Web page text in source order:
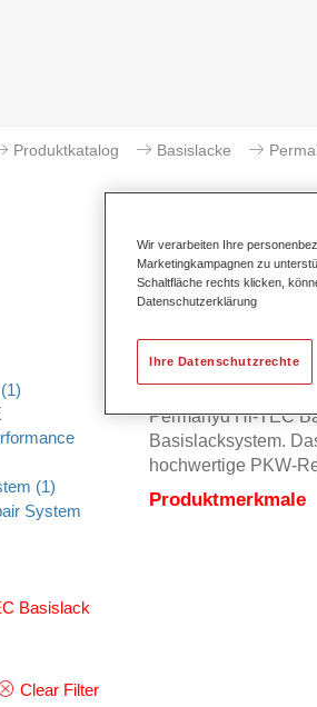
Produktkatalog Basislacke
(1)
(1)
System
Basislack
Clear Filter
Permahyd Hi-TEC
Basislacksystem.
hochwertige PKW-
Produktmerkmale
Wir verarbeiten Ihre
Marketingkampagnen zu
Schaltfläche rechts klicken,
Datenschutzerklärung
Ihre Datenschutzrechte